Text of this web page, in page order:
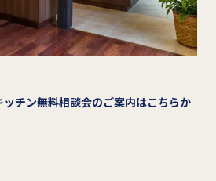
チン無料相談会のご案内はこちらか